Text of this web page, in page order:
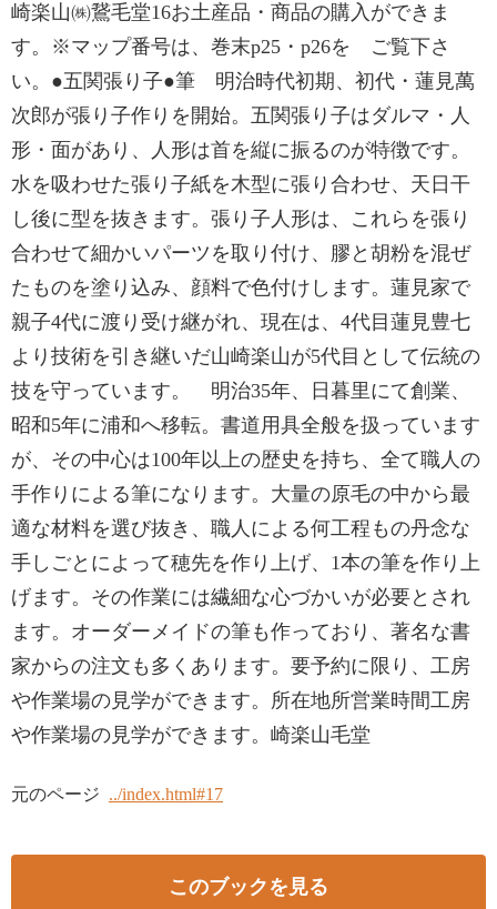
崎楽山㈱鵞毛堂16お土産品・商品の購入ができま
す。※マップ番号は、巻末p25・p26を ご覧下さ
い。●五関張り子●筆 明治時代初期、初代・蓮見萬
次郎が張り子作りを開始。五関張り子はダルマ・人
形・面があり、人形は首を縦に振るのが特徴です。
水を吸わせた張り子紙を木型に張り合わせ、天日干
し後に型を抜きます。張り子人形は、これらを張り
合わせて細かいパーツを取り付け、膠と胡粉を混ぜ
たものを塗り込み、顔料で色付けします。蓮見家で
親子4代に渡り受け継がれ、現在は、4代目蓮見豊七
より技術を引き継いだ山崎楽山が5代目として伝統の
技を守っています。 明治35年、日暮里にて創業、
昭和5年に浦和へ移転。書道用具全般を扱っています
が、その中心は100年以上の歴史を持ち、全て職人の
手作りによる筆になります。大量の原毛の中から最
適な材料を選び抜き、職人による何工程もの丹念な
手しごとによって穂先を作り上げ、1本の筆を作り上
げます。その作業には繊細な心づかいが必要とされ
ます。オーダーメイドの筆も作っており、著名な書
家からの注文も多くあります。要予約に限り、工房
や作業場の見学ができます。所在地所営業時間工房
や作業場の見学ができます。崎楽山毛堂
元のページ ../index.html#17
このブックを見る